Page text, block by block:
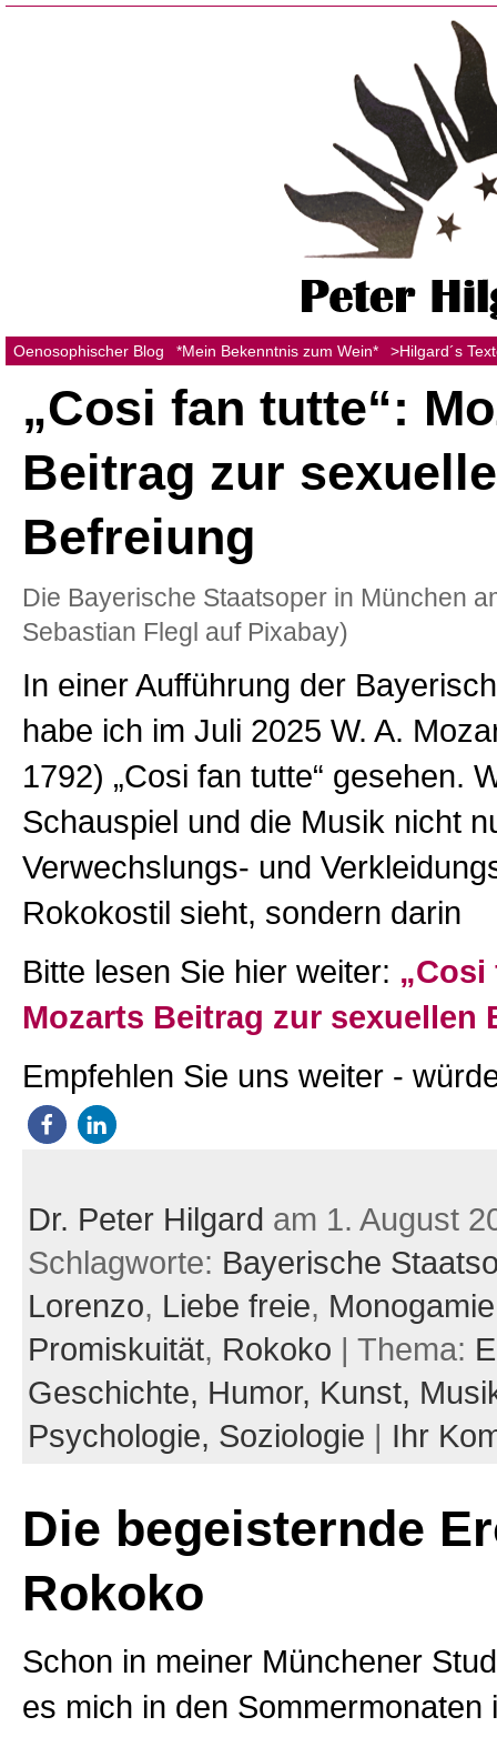
Oenosophischer Blog *Mein Bekenntnis zum Wein* >Hilgard´s
„Cosi fan tutte“:
Beitrag zur
Befreiung
Die Bayerische Staatsoper in München
Sebastian Flegl auf Pixabay)
In einer Aufführung der
habe ich im Juli 2025 W. A.
1792) „Cosi fan tutte“ gesehen.
Schauspiel und die Musik nicht
Verwechslungs- und
Rokokostil sieht, sondern darin
Bitte lesen Sie hier weiter:
Mozarts Beitrag zur sexuellen
Empfehlen Sie uns weiter -
Dr. Peter Hilgard am 1. August
Schlagworte: Bayerische
Lorenzo, Liebe freie, Monogamie
Promiskuität, Rokoko | Thema:
Geschichte, Humor, Kunst,
Psychologie, Soziologie | Ihr
Die begeisternde
Rokoko
Schon in meiner Münchener
es mich in den Sommermonaten